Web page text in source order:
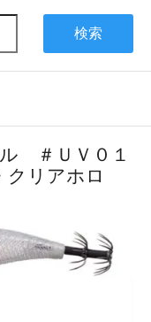
検索
＃ＵＶ０１
クリアホロ